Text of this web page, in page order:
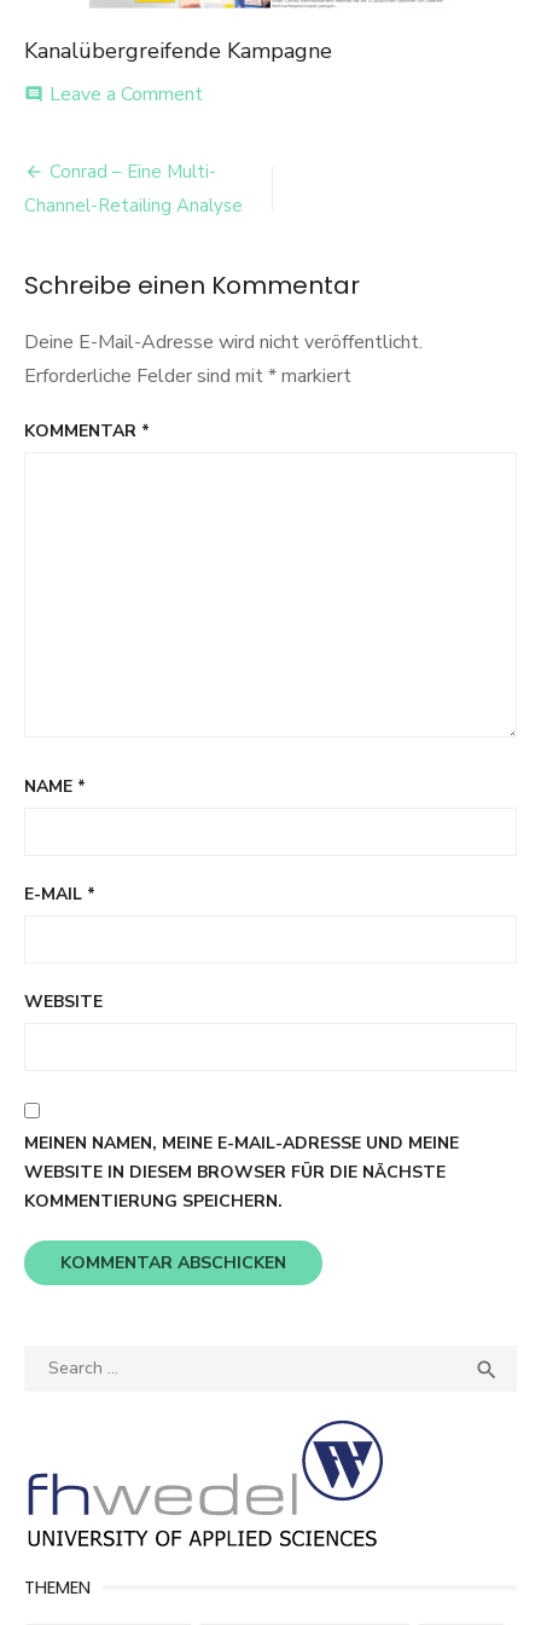
Kanalübergreifende Kampagne
comment Leave a Commenton
Beitrags-
Navigation
Conrad – Eine Multi-
Channel-Retailing Analyse
Schreibe einen Kommentar
Deine E-Mail-Adresse wird nicht veröffentlicht.
Erforderliche Felder sind mit*markiert
KOMMENTAR *
NAME *
E-MAIL *
WEBSITE
MEINEN NAMEN, MEINE E-MAIL-ADRESSE UND MEINE
WEBSITE IN DIESEM BROWSER FÜR DIE NÄCHSTE
KOMMENTIERUNG SPEICHERN.
Search

THEMEN